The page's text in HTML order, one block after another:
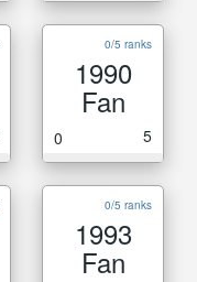
0/5 ranks
1990
Fan
0 5
0/5 ranks
1993
Fan